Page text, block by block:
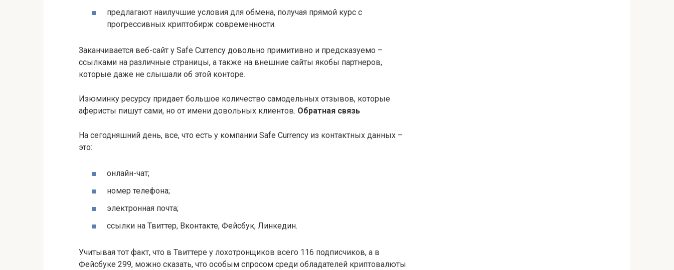
предлагают наилучшие условия для обмена, получая прямой курс с
прогрессивных криптобирж современности.
Заканчивается веб-сайт у Safe Currency довольно примитивно и предсказуемо –
ссылками на различные страницы, а также на внешние сайты якобы партнеров,
которые даже не слышали об этой конторе.
Изюминку ресурсу придает большое количество самодельных отзывов, которые
аферисты пишут сами, но от имени довольных клиентов. Обратная связь
На сегодняшний день, все, что есть у компании Safe Currency из контактных данных –
это:
онлайн-чат;
номер телефона;
электронная почта;
ссылки на Твиттер, Вконтакте, Фейсбук, Линкедин.
Учитывая тот факт, что в Твиттере у лохотронщиков всего 116 подписчиков, а в
Фейсбуке 299, можно сказать, что особым спросом среди обладателей криптовалюты